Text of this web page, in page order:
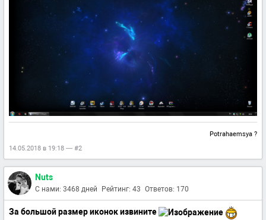
Potrahaemsya ?
14.05.2018 в 19:18 — #2
Nuts
С нами: 3468 дней Рейтинг: 43 Ответов: 170
За большой размер иконок извините